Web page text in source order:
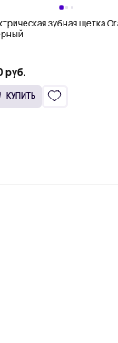
зубная щетка
руб.
КУПИТЬ